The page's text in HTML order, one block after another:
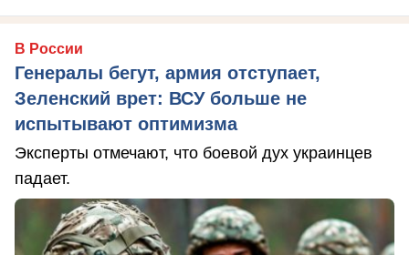
В России
Генералы бегут, армия отступает,
Зеленский врет: ВСУ больше не
испытывают оптимизма
Эксперты отмечают, что боевой дух украинцев
падает.